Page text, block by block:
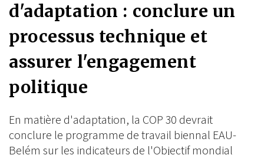
d'adaptation : conclure un
processus technique et
assurer l'engagement
politique
En matière d'adaptation, la COP 30 devrait
conclure le programme de travail biennal EAU-
Belém sur les indicateurs de l'Objectif mondial